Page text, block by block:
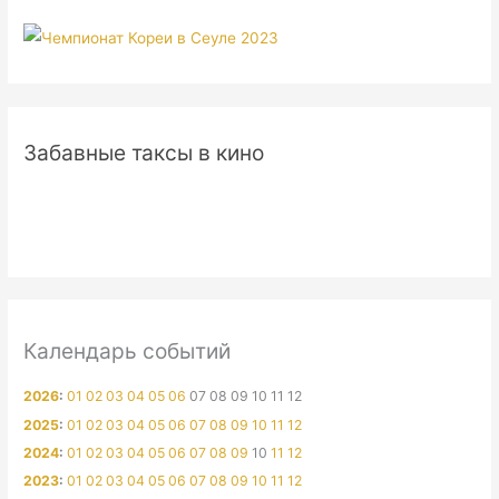
Забавные таксы в кино
Календарь событий
2026:01 02 03 04 05 06 07 08 09 10 11 12
2025:01 02 03 04 05 06 07 08 09 10 11 12
2024:01 02 03 04 05 06 07 08 09 10 11 12
2023:01 02 03 04 05 06 07 08 09 10 11 12